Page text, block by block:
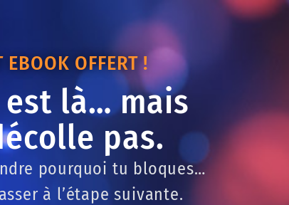
EBOOK OFFERT !
là… mais
pas.
pourquoi tu bloques…
à l’étape suivante.